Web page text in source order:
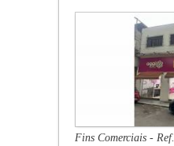
Fins Comerciais -